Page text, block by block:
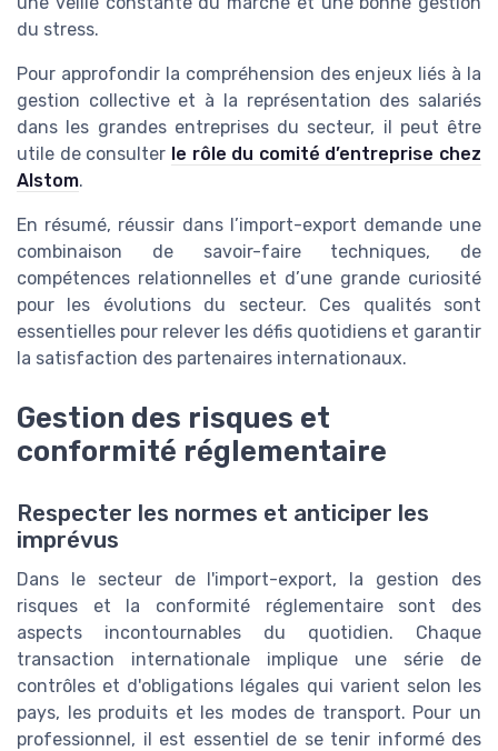
du stress.
Pour approfondir la compréhension des enjeux liés à la
gestion collective et à la représentation des salariés
dans les grandes entreprises du secteur, il peut être
utile de consulter le rôle du comité d’entreprise chez
Alstom.
En résumé, réussir dans l’import-export demande une
combinaison de savoir-faire techniques, de
compétences relationnelles et d’une grande curiosité
pour les évolutions du secteur. Ces qualités sont
essentielles pour relever les défis quotidiens et garantir
la satisfaction des partenaires internationaux.
Gestion des risques et
conformité réglementaire
Respecter les normes et anticiper les
imprévus
Dans le secteur de l'import-export, la gestion des
risques et la conformité réglementaire sont des
aspects incontournables du quotidien. Chaque
transaction internationale implique une série de
contrôles et d'obligations légales qui varient selon les
pays, les produits et les modes de transport. Pour un
professionnel, il est essentiel de se tenir informé des